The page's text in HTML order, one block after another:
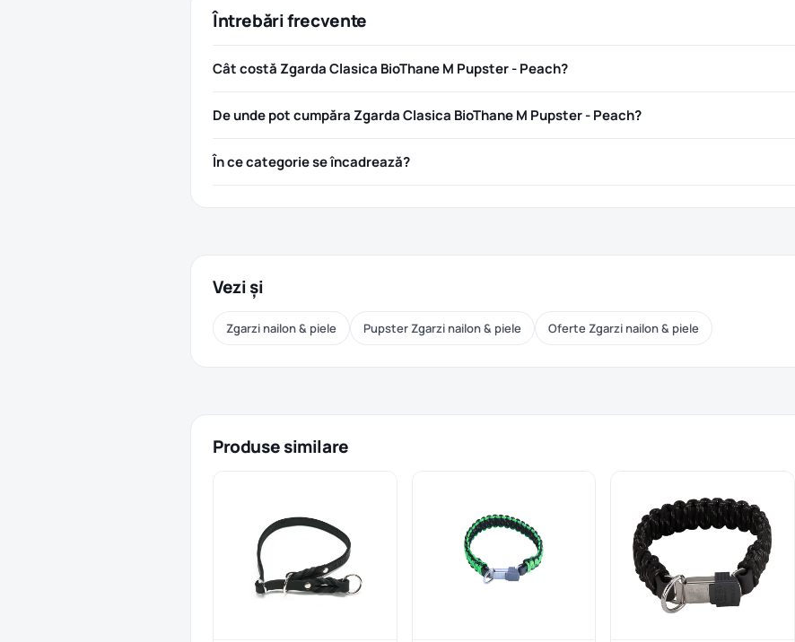
Întrebări frecvente
Cât costă Zgarda Clasica BioThane M Pupster - Peach?
De unde pot cumpăra Zgarda Clasica BioThane M Pupster - Peach?
În ce categorie se încadrează?
Vezi și
Zgarzi nailon & piele Pupster Zgarzi nailon & piele Oferte Zgarzi nailon & piele
Produse similare